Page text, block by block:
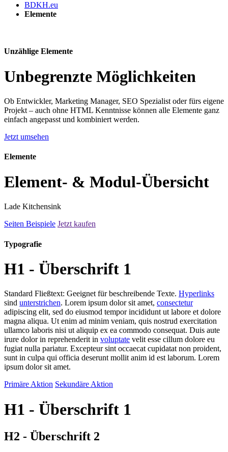
BDKH.eu
Elemente
Unzählige Elemente
Unbegrenzte Möglichkeiten
Ob Entwickler, Marketing Manager, SEO Spezialist oder fürs eigene
Projekt – auch ohne HTML Kenntnisse können alle Elemente ganz
einfach angepasst und kombiniert werden.
Jetzt umsehen
Elemente
Element- & Modul-Übersicht
Lade Kitchensink
Seiten Beispiele Jetzt kaufen
Typografie
H1 - Überschrift 1
Standard Fließtext: Geeignet für beschreibende Texte. Hyperlinks
sind unterstrichen. Lorem ipsum dolor sit amet, consectetur
adipiscing elit, sed do eiusmod tempor incididunt ut labore et dolore
magna aliqua. Ut enim ad minim veniam, quis nostrud exercitation
ullamco laboris nisi ut aliquip ex ea commodo consequat. Duis aute
irure dolor in reprehenderit in voluptate velit esse cillum dolore eu
fugiat nulla pariatur. Excepteur sint occaecat cupidatat non proident,
sunt in culpa qui officia deserunt mollit anim id est laborum. Lorem
ipsum dolor sit amet.
Primäre Aktion Sekundäre Aktion
H1 - Überschrift 1
H2 - Überschrift 2